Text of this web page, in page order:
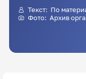
Текст: По
Фото: Архив